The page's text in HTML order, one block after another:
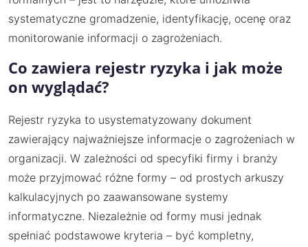
systematyczne gromadzenie, identyfikację, ocenę oraz
monitorowanie informacji o zagrożeniach.
Co zawiera rejestr ryzyka i jak może
on wyglądać?
Rejestr ryzyka to usystematyzowany dokument
zawierający najważniejsze informacje o zagrożeniach w
organizacji. W zależności od specyfiki firmy i branży
może przyjmować różne formy – od prostych arkuszy
kalkulacyjnych po zaawansowane systemy
informatyczne. Niezależnie od formy musi jednak
spełniać podstawowe kryteria – być kompletny,